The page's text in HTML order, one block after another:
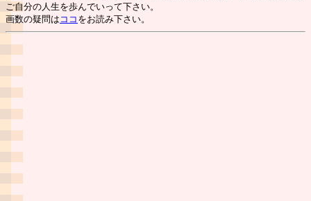
ご自分の人生を歩んでいって下さい。
画数の疑問は ココ をお読み下さい。